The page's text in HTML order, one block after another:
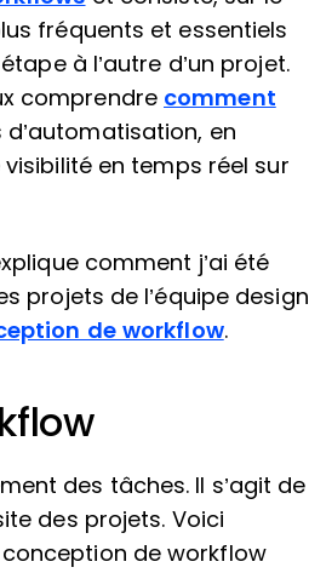
fréquents et essentiels
à l’autre d’un projet.
comprendre comment
en
en temps réel sur
comment j’ai été
projets de l’équipe design
de workflow.
des tâches. Il s’agit de
des projets. Voici
de workflow